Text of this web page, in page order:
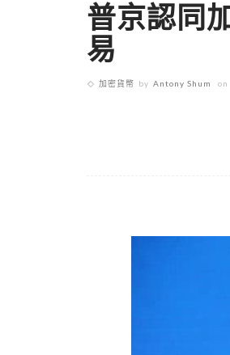
普京認同
易
加密貨幣 by Antony Shum on